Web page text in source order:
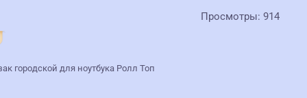
Просмотры: 914
городской для ноутбука Ролл Топ